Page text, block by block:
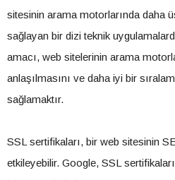
sitesinin arama motorlarında daha
sağlayan bir dizi teknik
amacı, web sitelerinin arama
anlaşılmasını ve daha iyi bir
sağlamaktır.
SSL sertifikaları, bir web sitesinin
etkileyebilir. Google, SSL